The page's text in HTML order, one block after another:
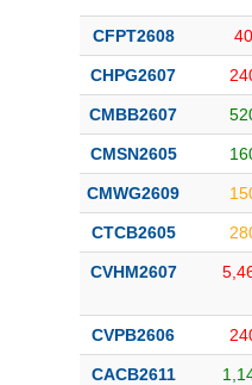
CFPT2608 40
CHPG2607
CMBB2607
CMSN2605
CMWG2609
CTCB2605
CVHM2607
CVPB2606
CACB2611